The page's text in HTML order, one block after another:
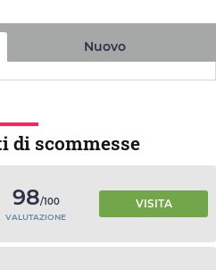
Nuovo
scommesse
98/100
VALUTAZIONE
VISITA